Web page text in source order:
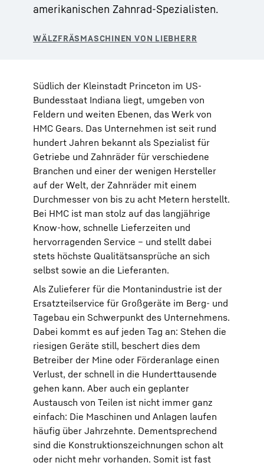
amerikanischen Zahnrad-Spezialisten.
Südlich der Kleinstadt Princeton im US-
Bundesstaat Indiana liegt, umgeben von
Feldern und weiten Ebenen, das Werk von
HMC Gears. Das Unternehmen ist seit rund
hundert Jahren bekannt als Spezialist für
Getriebe und Zahnräder für verschiedene
Branchen und einer der wenigen Hersteller
auf der Welt, der Zahnräder mit einem
Durchmesser von bis zu acht Metern herstellt.
Bei HMC ist man stolz auf das langjährige
Know-how, schnelle Lieferzeiten und
hervorragenden Service – und stellt dabei
stets höchste Qualitätsansprüche an sich
selbst sowie an die Lieferanten.
Als Zulieferer für die Montanindustrie ist der
Ersatzteilservice für Großgeräte im Berg- und
Tagebau ein Schwerpunkt des Unternehmens.
Dabei kommt es auf jeden Tag an: Stehen die
riesigen Geräte still, beschert dies dem
Betreiber der Mine oder Förderanlage einen
Verlust, der schnell in die Hunderttausende
gehen kann. Aber auch ein geplanter
Austausch von Teilen ist nicht immer ganz
einfach: Die Maschinen und Anlagen laufen
häufig über Jahrzehnte. Dementsprechend
sind die Konstruktionszeichnungen schon alt
oder nicht mehr vorhanden. Somit ist fast